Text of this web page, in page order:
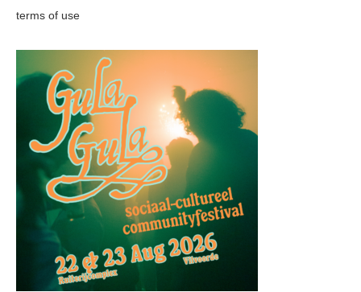
terms of use